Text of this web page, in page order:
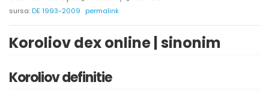
sursa:DE 1993-2009 permalink
Koroliov dex online | sinonim
Koroliov definitie